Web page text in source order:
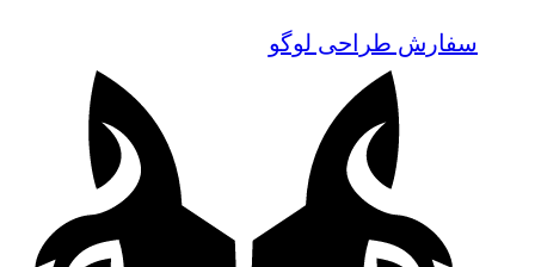
سفارش طراحی لوگو